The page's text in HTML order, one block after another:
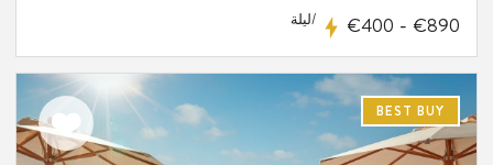
€400 - €890 /ليلة
اضف
BEST BUY